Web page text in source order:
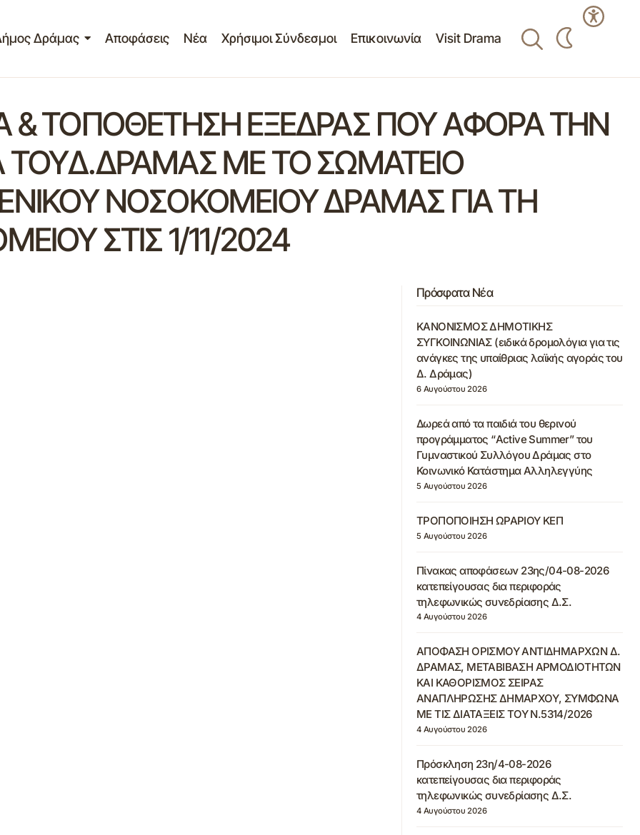
Δράμας Αποφάσεις Νέα Χρήσιμοι Σύνδεσμοι Επικοινωνία Visit Drama
& ΤΟΠΟΘΕΤΗΣΗ ΕΞΕΔΡΑΣ ΠΟΥ ΑΦΟΡΑ ΤΗΝ
ΤΟΥΔ.ΔΡΑΜΑΣ ΜΕ ΤΟ ΣΩΜΑΤΕΙΟ
ΝΟΣΟΚΟΜΕΙΟΥ ΔΡΑΜΑΣ ΓΙΑ ΤΗ
ΣΤΙΣ 1/11/2024
Πρόσφατα Νέα
ΚΑΝΟΝΙΣΜΟΣ ΔΗΜΟΤΙΚΗΣ
ΣΥΓΚΟΙΝΩΝΙΑΣ (ειδικά δρομολόγια για τις
ανάγκες της υπαίθριας λαϊκής αγοράς του
Δ. Δράμας)
6 Αυγούστου 2026
Δωρεά από τα παιδιά του θερινού
προγράμματος “Active Summer” του
Γυμναστικού Συλλόγου Δράμας στο
Κοινωνικό Κατάστημα Αλληλεγγύης
5 Αυγούστου 2026
ΤΡΟΠΟΠΟΙΗΣΗ ΩΡΑΡΙΟΥ ΚΕΠ
5 Αυγούστου 2026
Πίνακας αποφάσεων 23ης/04-08-2026
κατεπείγουσας δια περιφοράς
τηλεφωνικώς συνεδρίασης Δ.Σ.
4 Αυγούστου 2026
ΑΠΟΦΑΣΗ ΟΡΙΣΜΟΥ ΑΝΤΙΔΗΜΑΡΧΩΝ Δ.
ΔΡΑΜΑΣ, ΜΕΤΑΒΙΒΑΣΗ ΑΡΜΟΔΙΟΤΗΤΩΝ
ΚΑΙ ΚΑΘΟΡΙΣΜΟΣ ΣΕΙΡΑΣ
ΑΝΑΠΛΗΡΩΣΗΣ ΔΗΜΑΡΧΟΥ, ΣΥΜΦΩΝΑ
ΜΕ ΤΙΣ ΔΙΑΤΑΞΕΙΣ ΤΟΥ Ν.5314/2026
4 Αυγούστου 2026
Πρόσκληση 23η/4-08-2026
κατεπείγουσας δια περιφοράς
τηλεφωνικώς συνεδρίασης Δ.Σ.
4 Αυγούστου 2026